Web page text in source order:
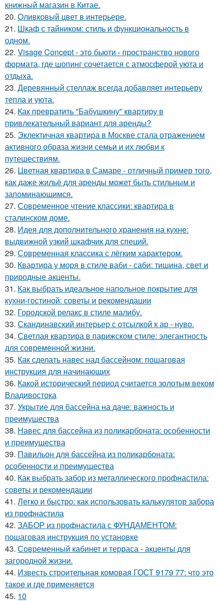
книжный магазин в Китае.
20. Оливковый цвет в интерьере.
21. Шкаф с тайником: стиль и функциональность в
одном.
22. Visage Concept - это бьюти - пространство нового
формата, где шопинг сочетается с атмосферой уюта и
отдыха.
23. Деревянный стеллаж всегда добавляет интерьеру
тепла и уюта.
24. Как превратить "Бабушкину" квартиру в
привлекательный вариант для аренды?
25. Эклектичная квартира в Москве стала отражением
активного образа жизни семьи и их любви к
путешествиям.
26. Цветная квартира в Самаре - отличный пример того,
как даже жильё для аренды может быть стильным и
запоминающимся.
27. Современное чтение классики: квартира в
сталинском доме.
28. Идея для дополнительного хранения на кухне:
выдвижной узкий шкафчик для специй.
29. Современная классика с лёгким характером.
30. Квартира у моря в стиле ваби - саби: тишина, свет и
природные акценты.
31. Как выбрать идеальное напольное покрытие для
кухни-гостиной: советы и рекомендации
32. Городской релакс в стиле малибу.
33. Скандинавский интерьер с отсылкой к ар - нуво.
34. Светлая квартира в парижском стиле: элегантность
для современной жизни.
35. Как сделать навес над бассейном: пошаговая
инструкция для начинающих
36. Какой исторический период считается золотым веком
Владивостока
37. Укрытие для бассейна на даче: важность и
преимущества
38. Навес для бассейна из поликарбоната: особенности
и преимущества
39. Павильон для бассейна из поликарбоната:
особенности и преимущества
40. Как выбрать забор из металлического профнастила:
советы и рекомендации
41. Легко и быстро: как использовать калькулятор забора
из профнастила
42. ЗАБОР из профнастила с ФУНДАМЕНТОМ:
пошаговая инструкция по установке
43. Современный кабинет и терраса - акценты для
загородной жизни.
44. Известь строительная комовая ГОСТ 9179 77: что это
такое и где применяется
45. 10